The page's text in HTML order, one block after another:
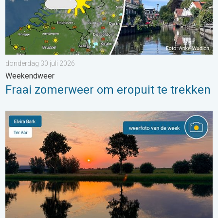
donderdag 30 juli 2026
Weekendweer
Fraai zomerweer om eropuit te trekken
De weerfoto van de week. Weer&Radar uploader. . . zaterdag